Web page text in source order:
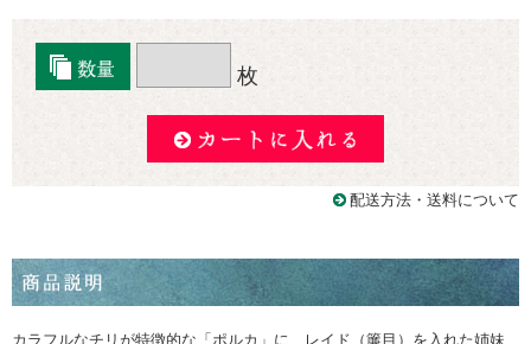
枚
配送方法・送料について
カラフルなチリが特徴的な「ポルカ」に、レイド（簾目）を入れた姉妹